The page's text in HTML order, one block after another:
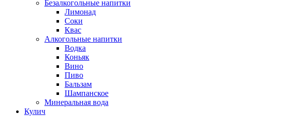
Безалкогольные напитки
Лимонад
Соки
Квас
Алкогольные напитки
Водка
Коньяк
Вино
Пиво
Бальзам
Шампанское
Минеральная вода
Кулич